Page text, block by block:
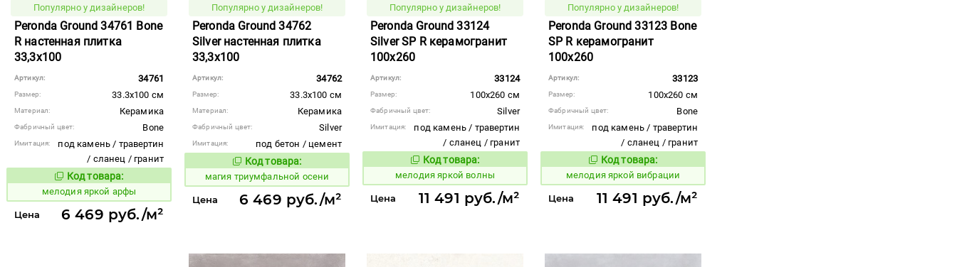
Популярно у дизайнеров!
Peronda Ground 34761 Bone
R настенная плитка
33,3x100
Артикул: 34761
Размер: 33.3x100 см
Материал: Керамика
Фабричный цвет: Bone
Имитация:
под камень / травертин
/ сланец / гранит
Код товара:
960126 Код товара:
мелодия яркой арфы
Цена 6 469 руб./м²
Популярно у дизайнеров!
Peronda Ground 34762
Silver настенная плитка
33,3x100
Артикул: 34762
Размер: 33.3x100 см
Материал: Керамика
Фабричный цвет: Silver
Имитация:
под бетон / цемент
Код товара:
919315 Код товара:
магия триумфальной осени
Цена 6 469 руб./м²
Популярно у дизайнеров!
Peronda Ground 33124
Silver SP R керамогранит
100x260
Артикул: 33124
Размер: 100x260 см
Фабричный цвет: Silver
Имитация:
под камень / травертин
/ сланец / гранит
Код товара:
960137 Код товара:
мелодия яркой волны
Цена 11 491 руб./м²
Популярно у дизайнеров!
Peronda Ground 33123 Bone
SP R керамогранит
100x260
Артикул: 33123
Размер: 100x260 см
Фабричный цвет: Bone
Имитация:
под камень / травертин
/ сланец / гранит
Код товара:
960135 Код товара:
мелодия яркой вибрации
Цена 11 491 руб./м²